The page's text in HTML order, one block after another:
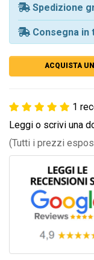
Spedizione
Consegna in
ACQUISTA
1
Leggi o scrivi una
(Tutti i prezzi